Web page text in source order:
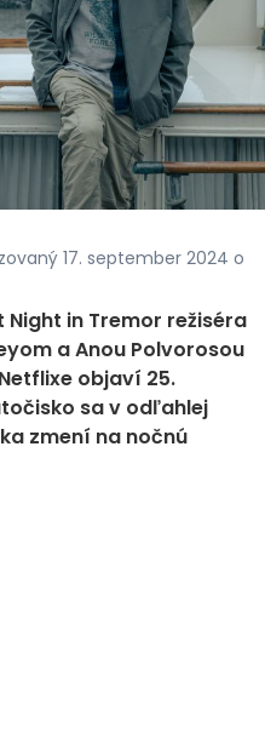
17. september 2024 o
in Tremor režiséra
a Anou Polvorosou
objaví 25.
sa v odľahlej
zmení na nočnú